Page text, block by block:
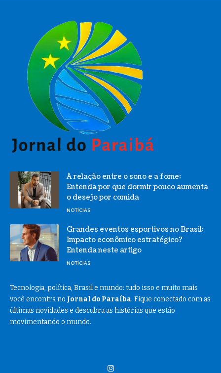
A relação entre o sono e a fome:
Entenda por que dormir pouco aumenta
o desejo por comida
NOTÍCIAS
Grandes eventos esportivos no Brasil:
Impacto econômico estratégico?
Entenda neste artigo
NOTÍCIAS
Tecnologia, política, Brasil e mundo: tudo isso e muito mais
você encontra no Jornal do Paraíba. Fique conectado com as
últimas novidades e descubra as histórias que estão
movimentando o mundo.